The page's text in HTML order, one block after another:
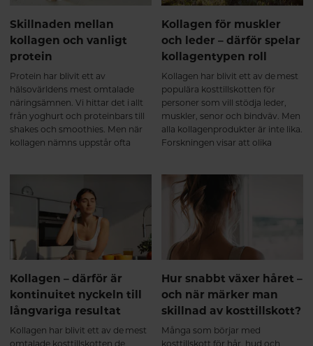
Vid regelbundet intag under flera
månader visar forskning att
kollagen kan bidra till en fortsatt
positiv utveckling av broskets
och bindvävens kvalitet samt ge
ett långsiktigt stöd för
ledfunktionen⁶. Många upplever
då att kroppen känns: ✔ mer
rörlig ✔ stabilare i lederna ✔
bättre rustad för både träning
och vardagens belastning Det
byggstenar över tid. Varför välja
ett multikollagen? Ett
multikollagen kombinerar
kollagen från flera naturliga källor
och innehåller kollagen typ I, II
och III. Eftersom kollagenet är
hydrolyserat bryts det ner till
mindre peptider som kroppen
Kombinationen av flera
kollagenkällor ger dessutom en
bred aminosyraprofil som passar
kroppens olika
Skillnaden mellan
kollagen och vanligt
protein
Protein har blivit ett av
hälsovärldens mest omtalade
näringsämnen. Vi hittar det i allt
från yoghurt och proteinbars till
shakes och smoothies. Men när
kollagen nämns uppstår ofta
Kollagen för muskler
och leder – därför spelar
kollagentypen roll
Kollagen har blivit ett av de mest
populära kosttillskotten för
personer som vill stödja leder,
muskler, senor och bindväv. Men
alla kollagenprodukter är inte lika.
Forskningen visar att olika
produkt som kombinerar flera
typer av kollagen kan erbjuda
bredare stöd än ett enskilt
kollagen. För den som vill
bibehålla rörlighet, styrka och en
aktiv livsstil kan valet av kollagen
därför spela stor roll.
Kollagen – därför är
kontinuitet nyckeln till
långvariga resultat
Kollagen har blivit ett av de mest
omtalade kosttillskotten de
Hur snabbt växer håret –
och när märker man
skillnad av kosttillskott?
Många som börjar med
kosttillskott för hår, hud och